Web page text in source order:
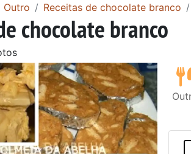
Outro Receitas de chocolate branco
chocolate branco